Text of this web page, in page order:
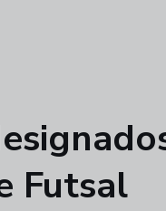
Futsal